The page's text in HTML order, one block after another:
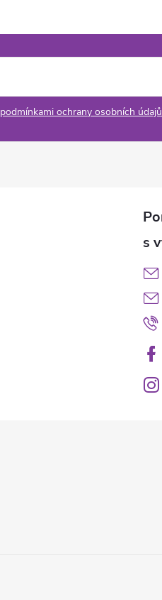
podmínkami ochrany osobních údajů